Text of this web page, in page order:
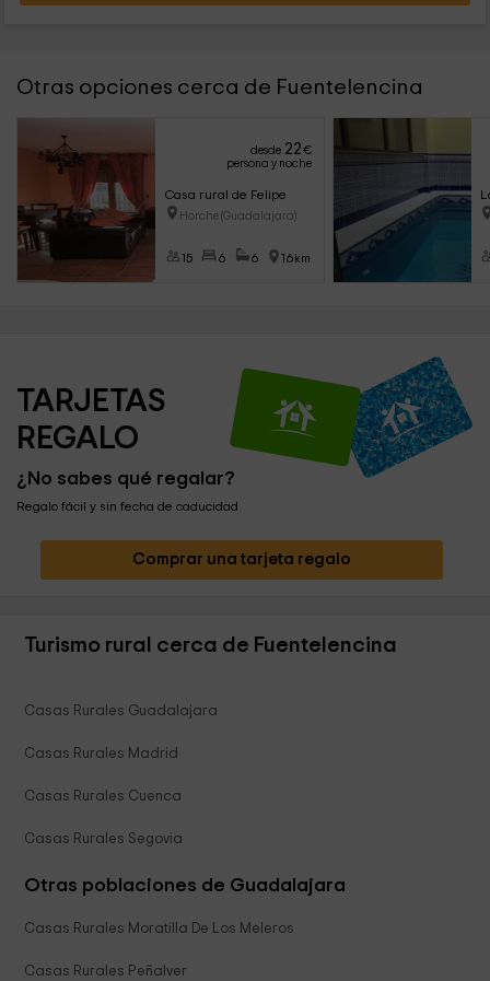
Otras opciones cerca de Fuentelencina
desde 22€
persona y noche
Casa rural de Felipe
Horche (Guadalajara)
15 6 6 16km
TARJETAS
REGALO
¿No sabes qué regalar?
Regalo fácil y sin fecha de caducidad
Comprar una tarjeta regalo
Turismo rural cerca de Fuentelencina
Casas Rurales Guadalajara
Casas Rurales Madrid
Casas Rurales Cuenca
Casas Rurales Segovia
Otras poblaciones de Guadalajara
Casas Rurales Moratilla De Los Meleros
Casas Rurales Peñalver